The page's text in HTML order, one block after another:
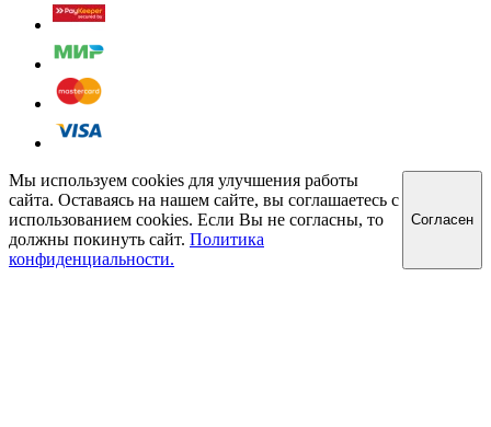
Мы используем cookies для улучшения работы
сайта. Оставаясь на нашем сайте, вы соглашаетесь с
использованием cookies. Если Вы не согласны, то
должны покинуть сайт. Политика
конфиденциальности.
Cогласен